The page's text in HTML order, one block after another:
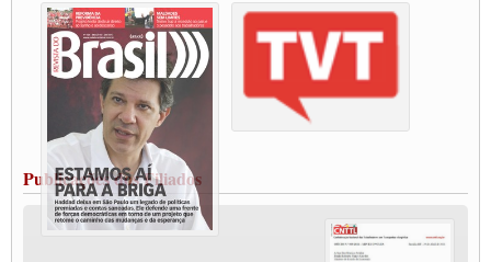
Condutores de Guarulhos farão greve sanitária nesta terça-feira (20)
Paralisação dos Caminhoneiros na #BR285, entrocamento que liga o Mercosul ao
Rio Grande
Caminhoneiros bloqueiam duas faixas na Castello Branco e fazem protesto
Modal-Live #13 Aumento da Violência Contra Mulher e o Adoecimento da Classe
Trabalhadora em Tempos de Pandemia
MODAL-LIVE#12 POLÍTICAS PÚBLICAS DE TRANSPORTE PARA A
CLASSE TRABALHADORA E ELEIÇÕES NA PANDEMIA
MODAL-LIVE#11 POLÍTICAS PÚBLICAS DE TRANSPORTE
JUVENTUDE DO TRANSPORTE: POR QUE DEVEMOS NOS ORGANIZAR?
Fabio Primo testa positivo para Coronavírus, mas está bem de saúde
Publicações dos Filiados